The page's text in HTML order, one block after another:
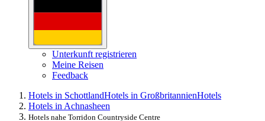
Unterkunft registrieren
Meine Reisen
Feedback
Hotels in SchottlandHotels in GroßbritannienHotels
Hotels in Achnasheen
Hotels nahe Torridon Countryside Centre